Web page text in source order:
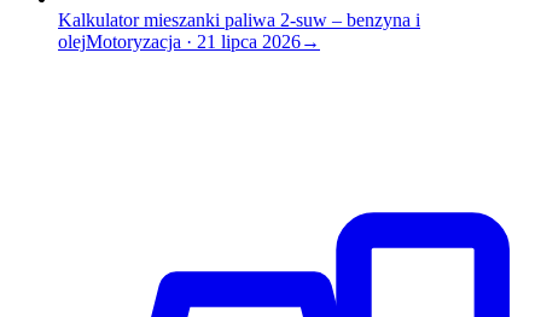
Kalkulator mieszanki paliwa 2-suw – benzyna i
olejMotoryzacja · 21 lipca 2026→